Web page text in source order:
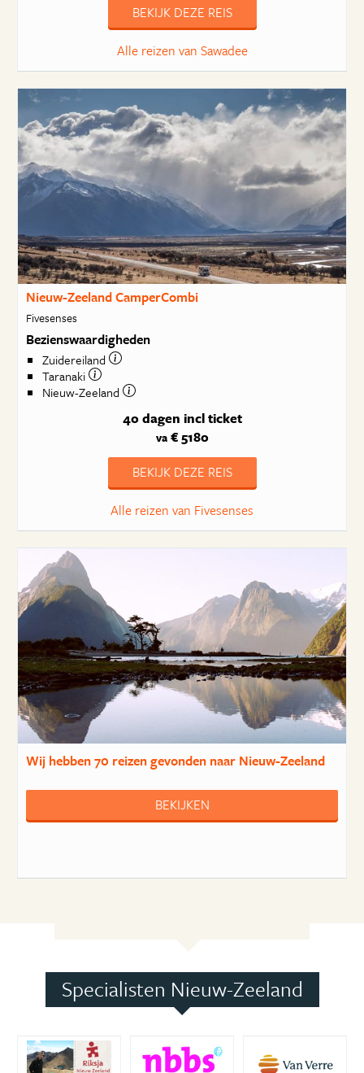
BEKIJK DEZE REIS
Alle reizen van Sawadee
Nieuw-Zeeland CamperCombi
Fivesenses
Bezienswaardigheden
Zuidereiland
Taranaki
Nieuw-Zeeland
40 dagen incl ticket
va€ 5180
BEKIJK DEZE REIS
Alle reizen van Fivesenses
Wij hebben70 reizengevonden naar Nieuw-Zeeland
BEKIJKEN
Specialisten Nieuw-Zeeland